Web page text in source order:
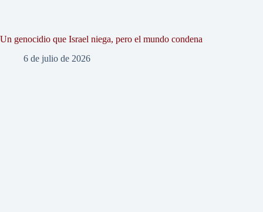
Un genocidio que Israel niega, pero el mundo condena
6 de julio de 2026